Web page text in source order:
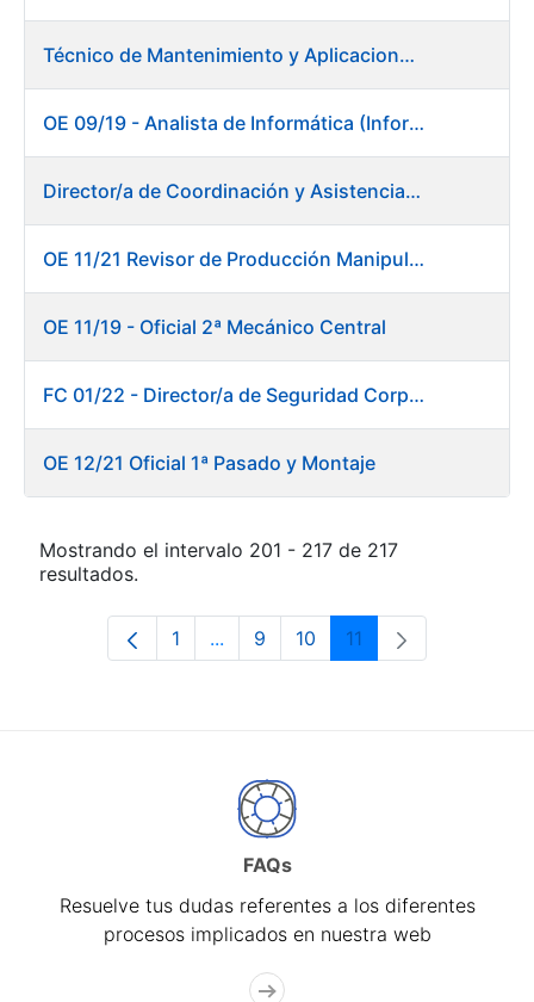
Técnico de Mantenimiento y Aplicaciones Industriales - Centro de trabajo de Burgos
OE 09/19 - Analista de Informática (Informática)
Director/a de Coordinación y Asistencia Técnica a la Presidencia -Dirección General
OE 11/21 Revisor de Producción Manipulado Timbre
OE 11/19 - Oficial 2ª Mecánico Central
FC 01/22 - Director/a de Seguridad Corporativa
OE 12/21 Oficial 1ª Pasado y Montaje
Mostrando el intervalo 201 - 217 de 217
resultados.
Página
1 ...Páginas intermedias Use TAB para
Página
9 Página
10 Página
11
FAQs
Resuelve tus dudas referentes a los diferentes
procesos implicados en nuestra web